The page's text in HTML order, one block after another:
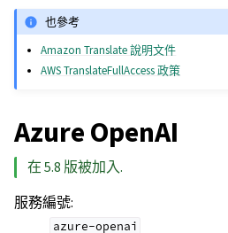
也參考
Amazon Translate 說明文件
AWS TranslateFullAccess 政策
Azure OpenAI
在 5.8 版被加入.
服務編號:
azure-openai